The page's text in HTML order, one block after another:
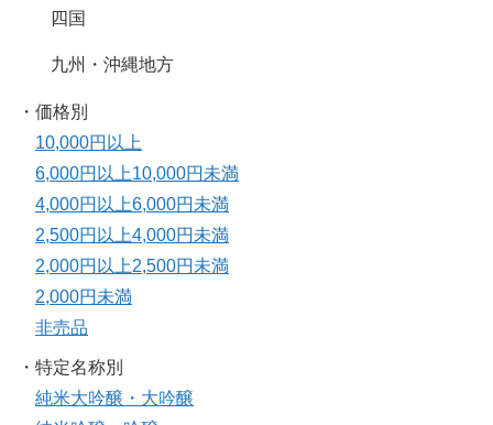
四国
九州・沖縄地方
・価格別
10,000円以上
6,000円以上10,000円未満
4,000円以上6,000円未満
2,500円以上4,000円未満
2,000円以上2,500円未満
2,000円未満
非売品
・特定名称別
純米大吟醸・大吟醸